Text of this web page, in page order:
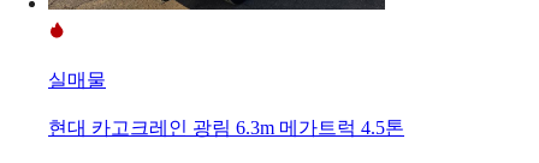
실매물
현대 카고크레인 광림 6.3m 메가트럭 4.5톤